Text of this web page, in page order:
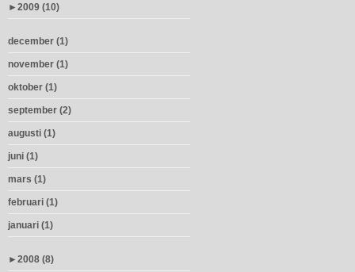
► 2009 (10)
december (1)
november (1)
oktober (1)
september (2)
augusti (1)
juni (1)
mars (1)
februari (1)
januari (1)
► 2008 (8)